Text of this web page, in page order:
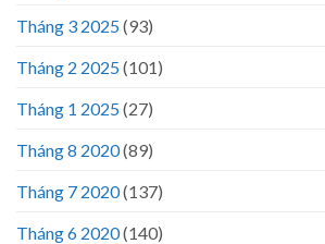
Tháng 3 2025(93)
Tháng 2 2025(101)
Tháng 1 2025(27)
Tháng 8 2020(89)
Tháng 7 2020(137)
Tháng 6 2020(140)